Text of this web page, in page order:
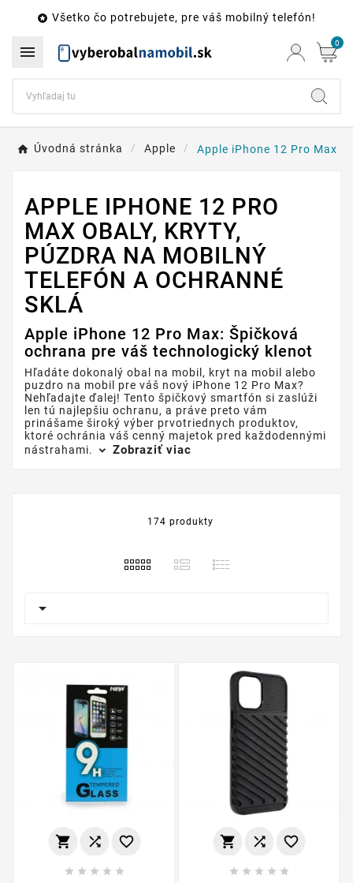
 Všetko čo potrebujete, pre váš mobilný telefón!
 0
Úvodná stránka Apple Apple iPhone 12 Pro Max
APPLE IPHONE 12 PRO
MAX OBALY, KRYTY,
PÚZDRA NA MOBILNÝ
TELEFÓN A OCHRANNÉ
SKLÁ
Apple iPhone 12 Pro Max: Špičková
ochrana pre váš technologický klenot
Hľadáte dokonalý obal na mobil, kryt na mobil alebo
puzdro na mobil pre váš nový iPhone 12 Pro Max?
Nehľadajte ďalej! Tento špičkový smartfón si zaslúži
len tú najlepšiu ochranu, a práve preto vám
prinášame široký výber prvotriednych produktov,
ktoré ochránia váš cenný majetok pred každodennými
nástrahami.
Zobraziť viac
174 produkty

  
    
  
    